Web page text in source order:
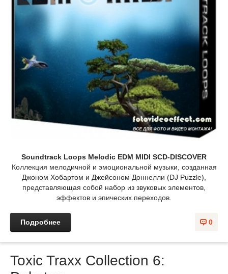
Soundtrack Loops Melodic EDM MIDI SCD-DISCOVER
Коллекция мелодичной и эмоциональной музыки, созданная
Джоном Хобартом и Джейсоном Доннелли (DJ Puzzle),
представляющая собой набор из звуковых элементов,
эффектов и эпических переходов.
0
Подробнее
Toxic Traxx Collection 6: